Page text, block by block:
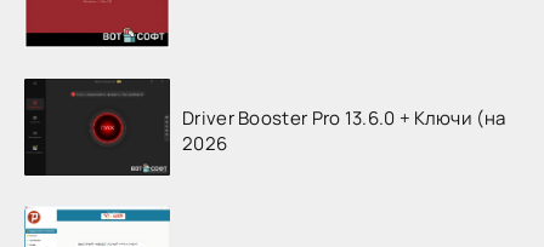
Driver Booster Pro 13.6.0 + Ключи (на
2026